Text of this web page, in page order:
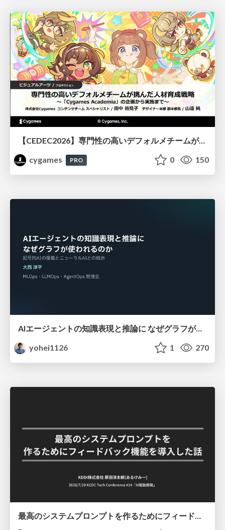
【CEDEC2026】専門性の高いデフォルメチームが挑んだ人材育成戦略 〜Cygames Academiaの企画から実施まで〜
cygames
PRO 0 150
AIエージェントの知識表現と推論に なぜグラフが使われるのか - 記号的AIの復権とニューラルAIとの統合
yohei1126
1 270
最高のシステムプロンプトを作るためにフィードバック機能を導入した話